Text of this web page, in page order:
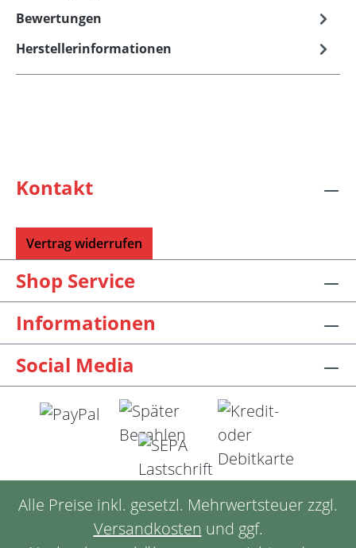
Bewertungen
Herstellerinformationen
Kontakt
Vertrag widerrufen
Shop Service
Informationen
Social Media
Alle Preise inkl. gesetzl. Mehrwertsteuer zzgl.
Versandkosten und ggf.